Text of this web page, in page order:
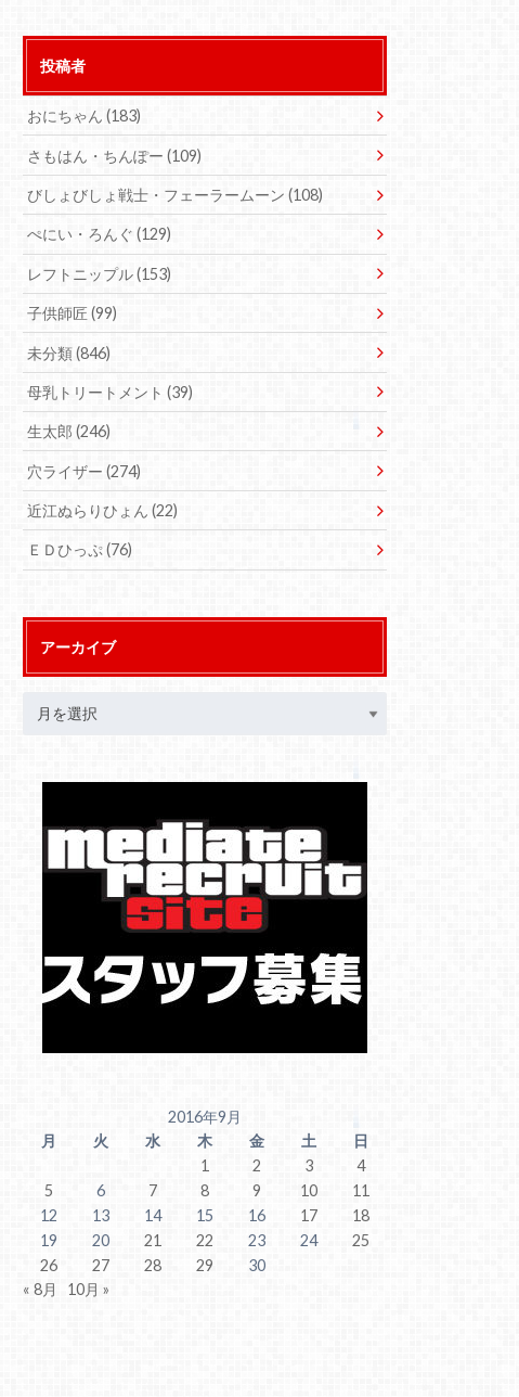
投稿者
おにちゃん(183)
さもはん・ちんぽー(109)
びしょびしょ戦士・フェーラームーン(108)
ぺにい・ろんぐ(129)
レフトニップル(153)
子供師匠(99)
未分類(846)
母乳トリートメント(39)
生太郎(246)
穴ライザー(274)
近江ぬらりひょん(22)
ＥＤひっぷ(76)
アーカイブ
2016年9月
月
火 水 木 金 土
日
1
2 3
4
5
6 7 8 9 10
11
12
13 14 15 16 17
18
19
20 21 22 23 24
25
26
27 28 29
30
« 8月
10月 »